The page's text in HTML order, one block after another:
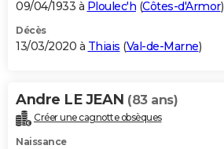
09/04/1933 à Ploulec'h (Côtes-d'Armor)
Décès
13/03/2020 à Thiais (Val-de-Marne)
Andre LE JEAN (83 ans)
Créer une cagnotte obsèques
Naissance